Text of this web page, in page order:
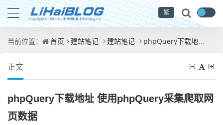
繁
当前位置： 首页 建站笔记 建站笔记 phpQuery下载地址 使用phpQuery采集爬取网页数据
正文
phpQuery下载地址 使用phpQuery采集爬取网
页数据